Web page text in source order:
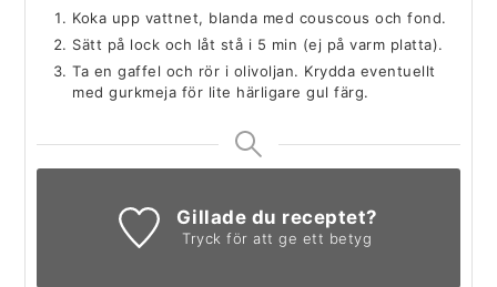
Koka upp vattnet, blanda med couscous och fond.
Sätt på lock och låt stå i 5 min (ej på varm platta).
Ta en gaffel och rör i olivoljan. Krydda eventuellt
med gurkmeja för lite härligare gul färg.
Gillade du receptet?
Tryck för att ge ett betyg